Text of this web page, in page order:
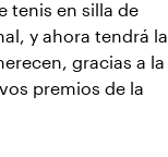
tenis en silla de
y ahora tendrá la
gracias a la
premios de la